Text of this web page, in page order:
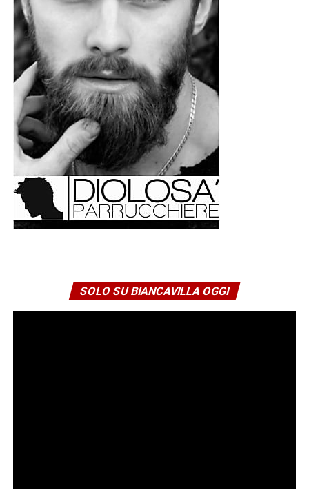
SOLO SU BIANCAVILLA OGGI